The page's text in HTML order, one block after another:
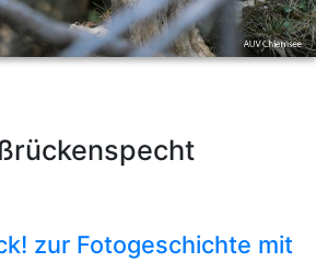
zur Fotogeschichte mit